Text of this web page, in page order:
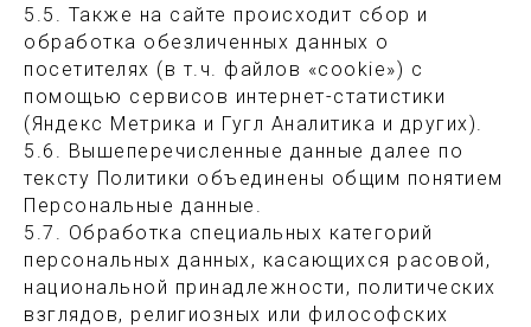
5.5. Также на сайте происходит сбор и
обработка обезличенных данных о
посетителях (в т.ч. файлов «cookie») с
помощью сервисов интернет-статистики
(Яндекс Метрика и Гугл Аналитика и других).
5.6. Вышеперечисленные данные далее по
тексту Политики объединены общим понятием
Персональные данные.
5.7. Обработка специальных категорий
персональных данных, касающихся расовой,
национальной принадлежности, политических
взглядов, религиозных или философских